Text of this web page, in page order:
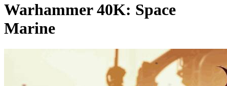
Warhammer 40K: Space
Marine